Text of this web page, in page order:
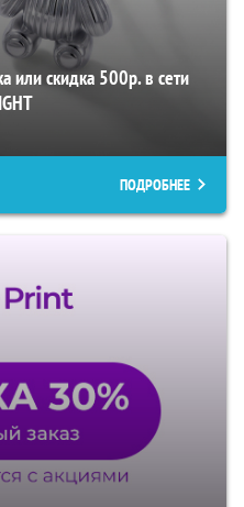
или скидка 500р. в сети
ПОДРОБНЕЕ